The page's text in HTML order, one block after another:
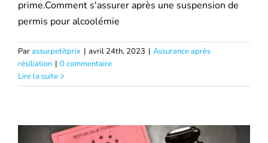
prime.Comment s'assurer après une suspension de
permis pour alcoolémie
Parassurpetitprix | avril 24th, 2023 | Assurance après
résiliation | 0 commentaire
Lire la suitecomment s’assurer après une annulation